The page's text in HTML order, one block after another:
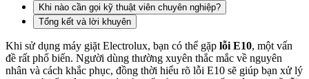
Khi nào cần gọi kỹ thuật viên chuyên nghiệp?
Tổng kết và lời khuyên
Khi sử dụng máy giặt Electrolux, bạn có thể gặp lỗi E10, một vấn
đề rất phổ biến. Người dùng thường xuyên thắc mắc về nguyên
nhân và cách khắc phục, đồng thời hiểu rõ lỗi E10 sẽ giúp bạn xử lý